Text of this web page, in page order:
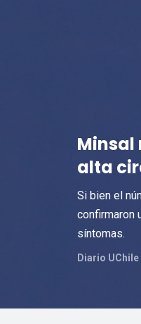
Minsal
alta
Si bien el
confirmaron
síntomas.
Diario UChile